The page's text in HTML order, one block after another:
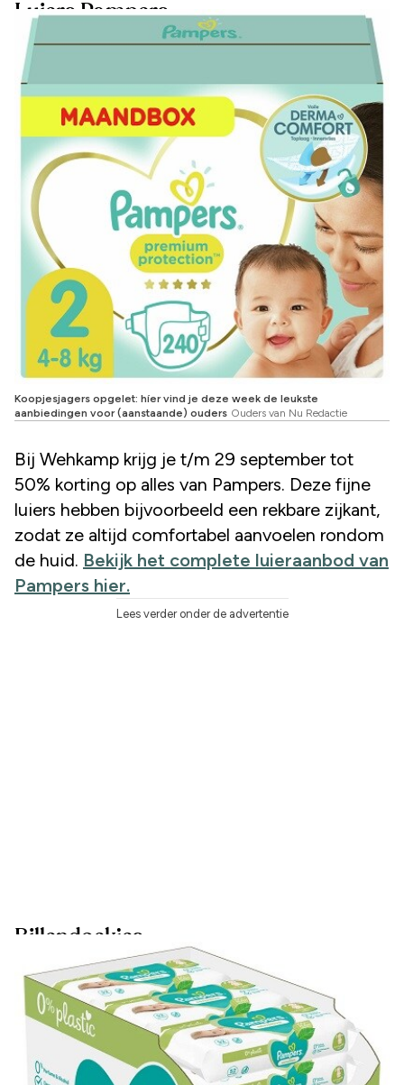
Luiers Pampers
Koopjesjagers opgelet: híer vind je deze week de leukste
aanbiedingen voor (aanstaande) ouders Ouders van Nu Redactie
Bij Wehkamp krijg je t/m 29 september tot
50% korting op alles van Pampers. Deze fijne
luiers hebben bijvoorbeeld een rekbare zijkant,
zodat ze altijd comfortabel aanvoelen rondom
de huid. Bekijk het complete luieraanbod van
Pampers hier.
Lees verder onder de advertentie
Billendoekjes